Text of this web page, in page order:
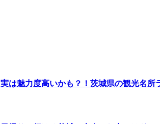
実は魅力度高いかも？！茨城県の観光名所